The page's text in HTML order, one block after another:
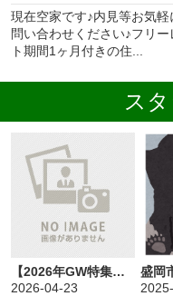
現在空家です♪内見等お気軽
問い合わせください♪フリー
ト期間1ヶ月付きの住...
ス
【2026年GW特集】“訪れてわかる、ちょうどいい街”盛岡
2026-04-23